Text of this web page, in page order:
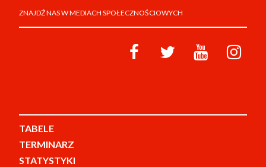
ZNAJDŹ NAS W MEDIACH SPOŁECZNOŚCIOWYCH
TABELE
TERMINARZ
STATYSTYKI